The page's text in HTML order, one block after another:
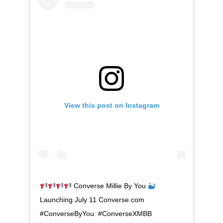
View this post on Instagram
Converse Millie By You
Launching July 11 Converse.com
#ConverseByYou #ConverseXMBB